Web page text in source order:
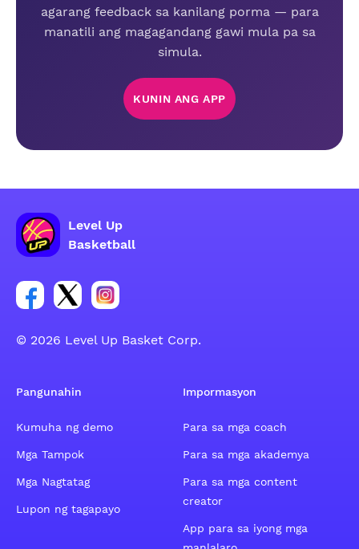
agarang feedback sa kanilang porma — para
manatili ang magagandang gawi mula pa sa
simula.
KUNIN ANG APP
Level Up
Basketball
Link para sa social group ng Facebook account
Link para sa social group ng tweeter account
Link para sa social group ng Instagram
© 2026 Level Up Basket Corp.
Pangunahin
Kumuha ng demo
Mga Tampok
Mga Nagtatag
Lupon ng tagapayo
Impormasyon
Para sa mga coach
Para sa mga akademya
Para sa mga content
creator
App para sa iyong mga